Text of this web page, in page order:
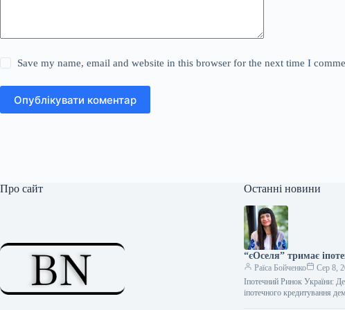
Save my name, email and website in this browser for the next time I
Опублікувати коментар
Про сайт Останні новини
“єОселя” тримає
Раїса Бойченко
Сер 8,
Іпотечний Ринок України:
іпотечного кредитування